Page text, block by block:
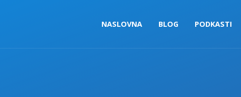
NASLOVNA BLOG PODKASTI